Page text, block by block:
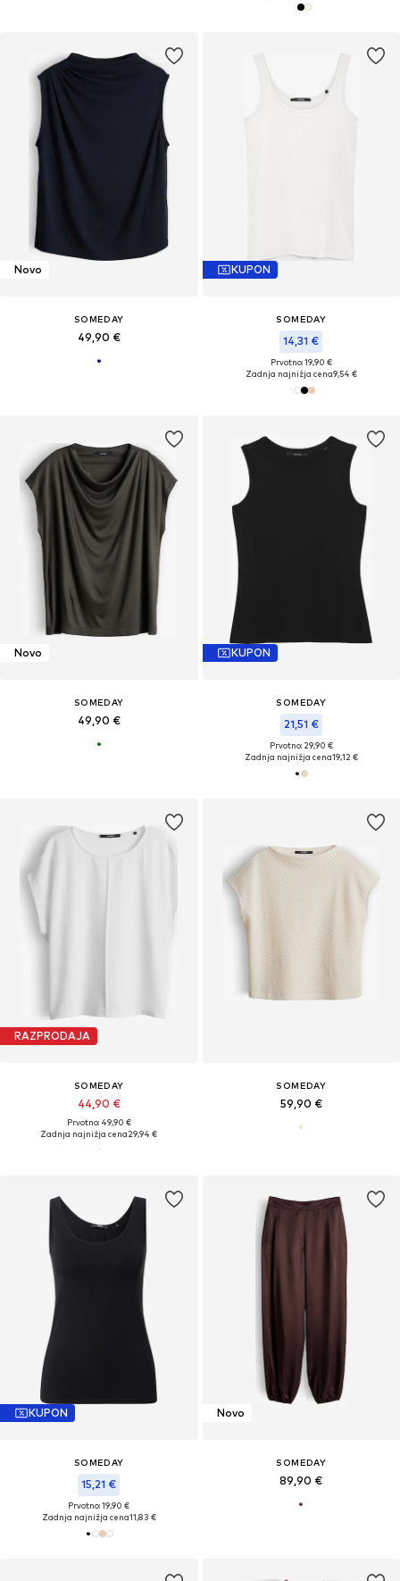
Novo
SOMEDAY
49,90 €
KUPON
SOMEDAY
14,31 €
Prvotno: 19,90 €
Zadnja najnižja cena9,54 €
Novo
SOMEDAY
49,90 €
KUPON
SOMEDAY
21,51 €
Prvotno: 29,90 €
Zadnja najnižja cena19,12 €
RAZPRODAJA
SOMEDAY
44,90 €
Prvotno: 49,90 €
Zadnja najnižja cena29,94 €
SOMEDAY
59,90 €
KUPON
SOMEDAY
15,21 €
Prvotno: 19,90 €
Zadnja najnižja cena11,83 €
Novo
SOMEDAY
89,90 €